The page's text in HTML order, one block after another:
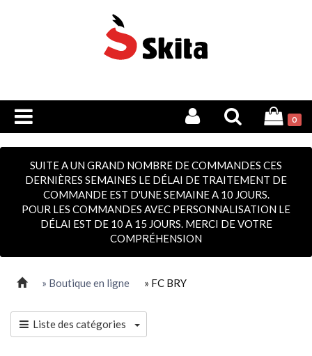
0
SUITE A UN GRAND NOMBRE DE COMMANDES CES
DERNIÈRES SEMAINES LE DÉLAI DE TRAITEMENT DE
COMMANDE EST D'UNE SEMAINE A 10 JOURS.
POUR LES COMMANDES AVEC PERSONNALISATION LE
DÉLAI EST DE 10 A 15 JOURS. MERCI DE VOTRE
COMPRÉHENSION
» Boutique en ligne » FC BRY
Liste des catégories